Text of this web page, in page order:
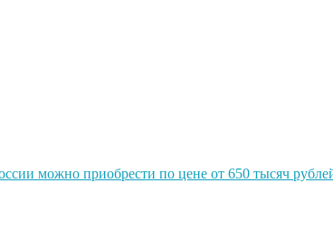
можно приобрести по цене от 650 тысяч